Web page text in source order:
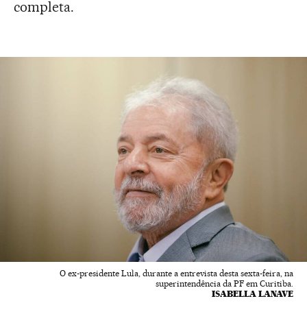
completa.
O ex-presidente Lula, durante a entrevista desta sexta-feira, na
superintendência da PF em Curitiba.
ISABELLA LANAVE